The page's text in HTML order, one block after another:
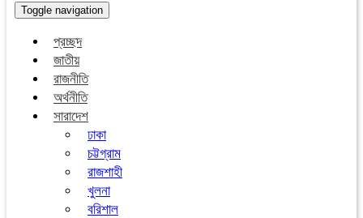
Toggle navigation
প্রচ্ছদ
জাতীয়
রাজনীতি
অর্থনীতি
সারাদেশ
ঢাকা
চট্টগ্রাম
রাজশাহী
খুলনা
বরিশাল